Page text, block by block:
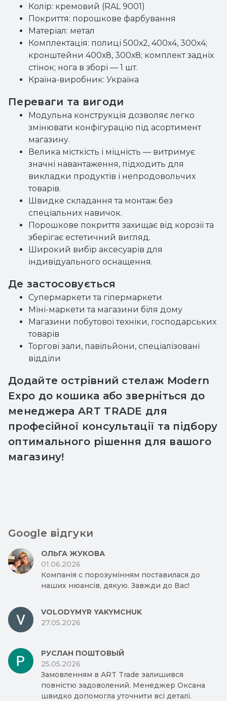
Колір: кремовий (RAL 9001)
Покриття: порошкове фарбування
Матеріал: метал
Комплектація: полиці 500х2, 400х4, 300х4;
кронштейни 400х8, 300х8; комплект задніх
стінок; нога в зборі — 1 шт.
Країна-виробник: Україна
Переваги та вигоди
Модульна конструкція дозволяє легко
змінювати конфігурацію під асортимент
магазину.
Велика місткість і міцність — витримує
значні навантаження, підходить для
викладки продуктів і непродовольчих
товарів.
Швидке складання та монтаж без
спеціальних навичок.
Порошкове покриття захищає від корозії та
зберігає естетичний вигляд.
Широкий вибір аксесуарів для
індивідуального оснащення.
Де застосовується
Супермаркети та гіпермаркети
Міні-маркети та магазини біля дому
Магазини побутової техніки, господарських
товарів
Торгові зали, павільйони, спеціалізовані
відділи
Додайте острівний стелаж Modern
Expo до кошика або зверніться до
менеджера ART TRADE для
професійної консультації та підбору
оптимального рішення для вашого
магазину!
Google відгуки
ОЛЬГА ЖУКОВА
01.06.2026
Компанія с порозумінням поставилася до
наших нюансів, дякую. Завжди до Вас!
VOLODYMYR YAKYMCHUK
27.05.2026
РУСЛАН ПОШТОВЫЙ
25.05.2026
Замовленням в ART Trade залишився
повністю задоволений. Менеджер Оксана
швидко допомогла уточнити всі деталі.